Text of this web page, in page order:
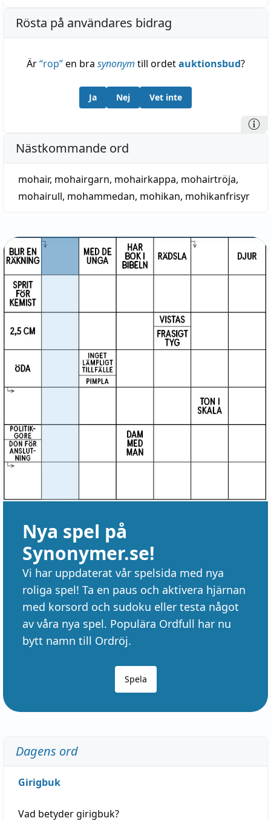
Rösta på användares bidrag
Är“rop”en bra synonym till ordetauktionsbud?
Ja Nej Vet inte
Nästkommande ord
mohair, mohairgarn, mohairkappa, mohairtröja,
mohairull, mohammedan, mohikan, mohikanfrisyr
Nya spel på
Synonymer.se!
Vi har uppdaterat vår spelsida med nya
roliga spel! Ta en paus och aktivera hjärnan
med korsord och sudoku eller testa något
av våra nya spel. Populära Ordfull har nu
bytt namn till Ordröj.
Spela
Dagens ord
Girigbuk
Vad betydergirigbuk?